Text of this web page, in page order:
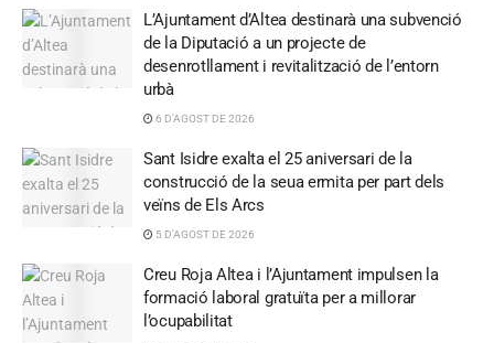
L’Ajuntament d’Altea destinarà una subvenció
de la Diputació a un projecte de
desenrotllament i revitalització de l’entorn
urbà
6 D'AGOST DE 2026
Sant Isidre exalta el 25 aniversari de la
construcció de la seua ermita per part dels
veïns de Els Arcs
5 D'AGOST DE 2026
Creu Roja Altea i l’Ajuntament impulsen la
formació laboral gratuïta per a millorar
l’ocupabilitat